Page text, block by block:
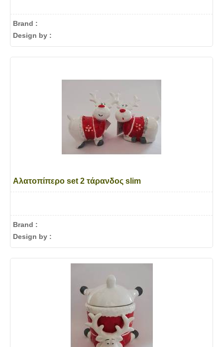
Brand :
Design by :
Αλατοπίπερο set 2 τάρανδος slim
Brand :
Design by :